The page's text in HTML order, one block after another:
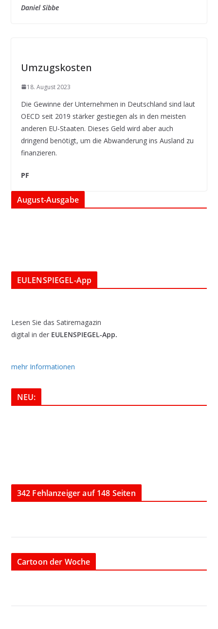
Daniel Sibbe
Umzugskosten
18. August 2023
Die Gewinne der Unternehmen in Deutschland sind laut
OECD seit 2019 stärker gestiegen als in den meisten
anderen EU-Staaten. Dieses Geld wird aber auch
dringend benötigt, um die Abwanderung ins Ausland zu
finanzieren.
PF
August-Ausgabe
EULENSPIEGEL-App
Lesen Sie das Satiremagazin
digital in der EULENSPIEGEL-App.
mehr Informationen
NEU:
342 Fehlanzeiger auf 148 Seiten
Cartoon der Woche